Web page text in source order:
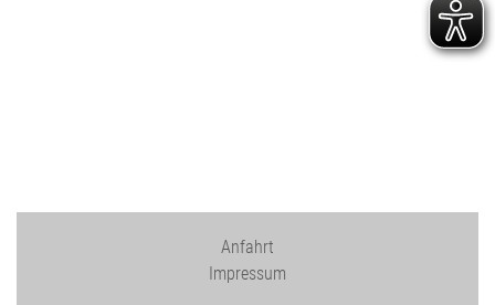
Anfahrt
Impressum